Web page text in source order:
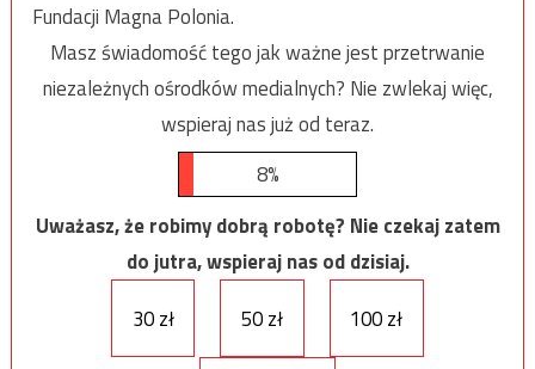
Fundacji Magna Polonia.
Masz świadomość tego jak ważne jest przetrwanie
niezależnych ośrodków medialnych? Nie zwlekaj więc,
wspieraj nas już od teraz.
8%
Uważasz, że robimy dobrą robotę? Nie czekaj zatem
do jutra, wspieraj nas od dzisiaj.
30 zł
50 zł 100 zł